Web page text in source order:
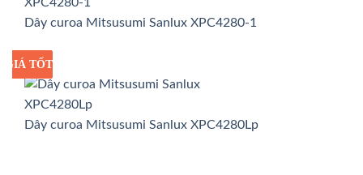
Dây curoa Mitsusumi Sanlux XPC4280-1
GIÁ SỈ
GIÁ TỐT
Dây curoa Mitsusumi Sanlux XPC4280Lp